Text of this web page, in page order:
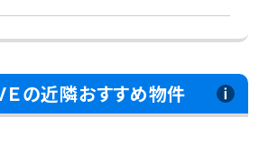
Ｅの近隣おすすめ物件